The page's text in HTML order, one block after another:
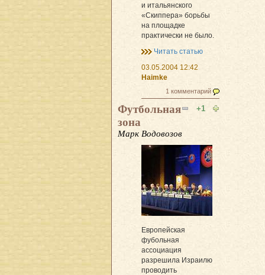
и итальянского
«Скиппера» борьбы
на площадке
практически не было.
Читать статью
03.05.2004 12:42
Haimke
1 комментарий
+1
Футбольная
зона
Марк Водовозов
Европейская
фубольная
ассоциация
разрешила Израилю
проводить